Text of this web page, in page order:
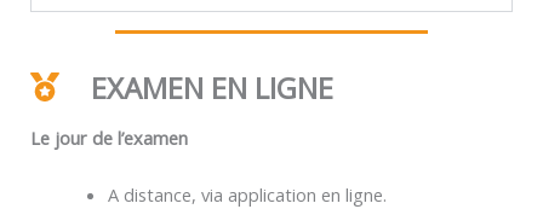
EXAMEN EN LIGNE
Le jour de l’examen
A distance, via application en ligne.